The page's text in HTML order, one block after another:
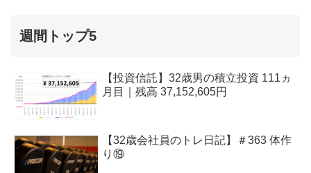
週間トップ5
【投資信託】32歳男の積立投資 111ヵ
月目｜残高 37,152,605円
【32歳会社員のトレ日記】＃363 体作
り⑲